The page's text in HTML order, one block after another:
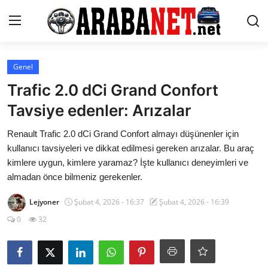
Giriş yapmak
Anasayfa
Araba Markaları
Paketler
Karşılaştırmalar
Bakım & Arıza Çözümleri
Genel
Trafic 2.0 dCi Grand Confort
Tavsiye edenler: Arızalar
Renault Trafic 2.0 dCi Grand Confort almayı düşünenler için
kullanıcı tavsiyeleri ve dikkat edilmesi gereken arızalar. Bu araç
kimlere uygun, kimlere yaramaz? İşte kullanıcı deneyimleri ve
almadan önce bilmeniz gerekenler.
Lejyoner Şubat 4, 2026 - 16:37
Şubat 4, 2026 - 16:39
0
32